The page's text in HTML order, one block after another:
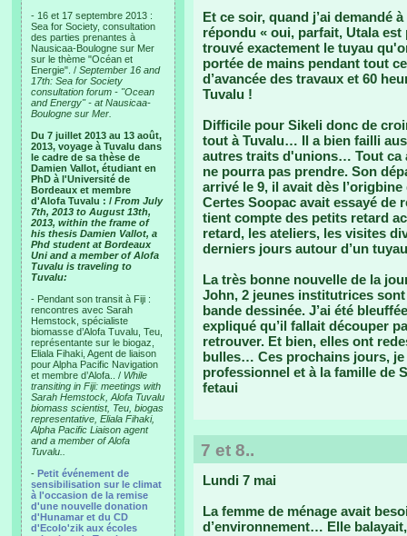
- 16 et 17 septembre 2013 :
Sea for Society, consultation
des parties prenantes à
Nausicaa-Boulogne sur Mer
sur le thème "Océan et
Energie". / September 16 and
17th: Sea for Society
consultation forum - "Ocean
and Energy" - at Nausicaa-
Boulogne sur Mer.
Du 7 juillet 2013 au 13 août,
2013, voyage à Tuvalu dans
le cadre de sa thèse de
Damien Vallot, étudiant en
PhD à l'Université de
Bordeaux et membre
d'Alofa Tuvalu : / From July
7th, 2013 to August 13th,
2013, within the frame of
his thesis Damien Vallot, a
Phd student at Bordeaux
Uni and a member of Alofa
Tuvalu is traveling to
Tuvalu:
- Pendant son transit à Fiji :
rencontres avec Sarah
Hemstock, spécialiste
biomasse d’Alofa Tuvalu, Teu,
représentante sur le biogaz,
Eliala Fihaki, Agent de liaison
pour Alpha Pacific Navigation
et membre d’Alofa.. / While
transiting in Fiji: meetings with
Sarah Hemstock, Alofa Tuvalu
biomass scientist, Teu, biogas
representative, Eliala Fihaki,
Alpha Pacific Liaison agent
and a member of Alofa
Tuvalu..
- Petit événement de
sensibilisation sur le climat
à l'occasion de la remise
d'une nouvelle donation
d'Hunamar et du CD
d'Ecolo'zik aux écoles
Et ce soir, quand j’ai demandé
répondu « oui, parfait, Utala est
trouvé exactement le tuyau
portée de mains pendant tout
d’avancée des travaux et 60
Tuvalu !
Difficile pour Sikeli donc de
tout à Tuvalu… Il a bien failli
autres traits d'unions… Tout ca
ne pourra pas prendre. Son
arrivé le 9, il avait dès
Certes Soopac avait essayé de
tient compte des petits retard
retard, les ateliers, les visites
derniers jours autour d’un
La très bonne nouvelle de la
John, 2 jeunes institutrices
bande dessinée. J’ai été
expliqué qu’il fallait découper
retrouver. Et bien, elles ont
bulles… Ces prochains jours,
professionnel et à la famille de
fetaui
7 et 8..
Lundi 7 mai
La femme de ménage avait
d’environnement… Elle